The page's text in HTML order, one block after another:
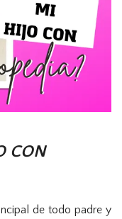
CON
de todo padre y